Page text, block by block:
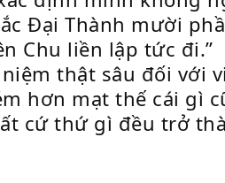
Đại Thành mười
Chu liền lập tức đi.”
thật sâu đối với
hơn mạt thế cái gì
cứ thứ gì đều trở